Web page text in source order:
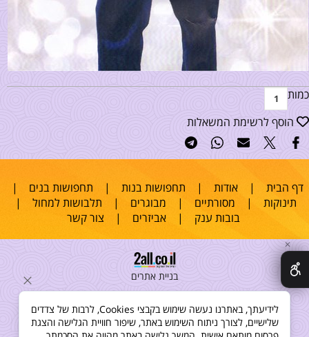
כמות
הוסף לרשימת המשאלות
דף הבית |אודות | תחפושות בנות | תחפושות בנים |
תינוקות | מסורתיים | מבוגרים | תלבושות למחול |
בובות ענק |אביזרים | צור קשר
בניית אתרים
✕
לידיעתך, באתרנו נעשה שימוש בקבצי Cookies, לרבות של צדדים
שלישיים, לצורך ניתוח השימוש באתר, שיפור חוויית הגלישה והצגת